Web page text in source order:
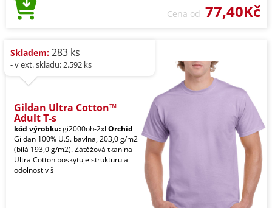
Cena od 77,40Kč
Skladem: 283 ks
- v ext. skladu: 2.592 ks
Gildan Ultra Cotton™
Adult T-s
kód výrobku:gi2000oh-2xl Orchid
Gildan 100% U.S. bavlna, 203,0 g/m2
(bílá 193,0 g/m2). Zátěžová tkanina
Ultra Cotton poskytuje strukturu a
odolnost v ši